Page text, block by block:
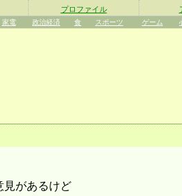
プロファイル
家電 政治経済 食 スポーツ ゲーム
見があるけど